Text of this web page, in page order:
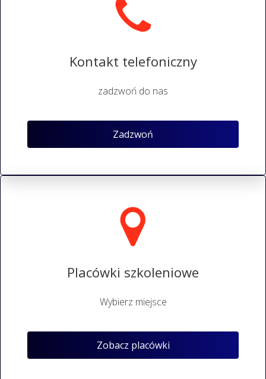
Kontakt telefoniczny
zadzwoń do nas
Zadzwoń
Placówki szkoleniowe
Wybierz miejsce
Zobacz placówki